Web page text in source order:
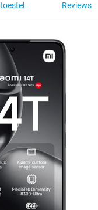
Reviews